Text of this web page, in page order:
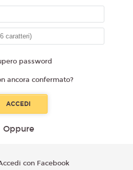
password
ancora confermato?
Oppure
con Facebook